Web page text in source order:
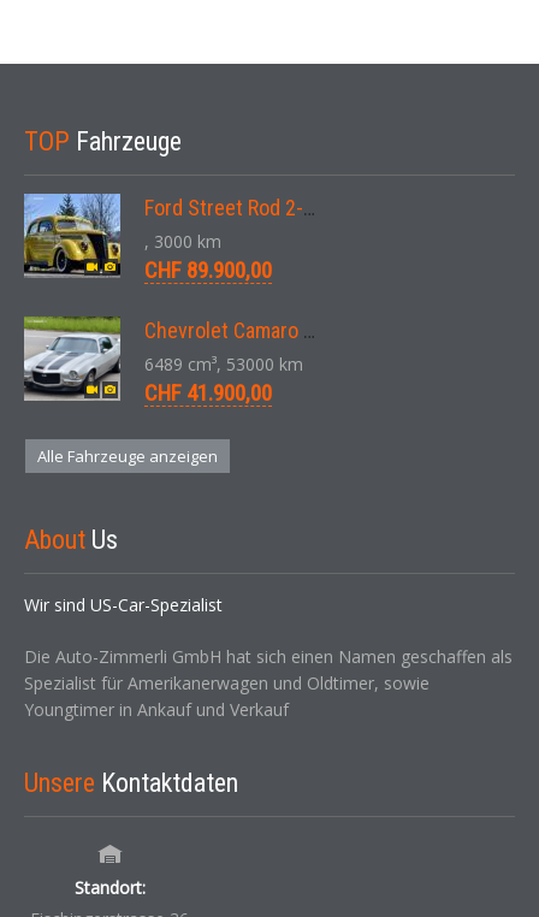
TOP Fahrzeuge
Ford Street Rod 2-Door V8 Aut. 1937
, 3000 km
CHF 89.900,00
Chevrolet Camaro SS 396 LS3 Coupe Aut. 1971
6489 cm³, 53000 km
CHF 41.900,00
Alle Fahrzeuge anzeigen
About Us
Wir sind US-Car-Spezialist
Die Auto-Zimmerli GmbH hat sich einen Namen geschaffen als
Spezialist für Amerikanerwagen und Oldtimer, sowie
Youngtimer in Ankauf und Verkauf
Unsere Kontaktdaten
Standort: